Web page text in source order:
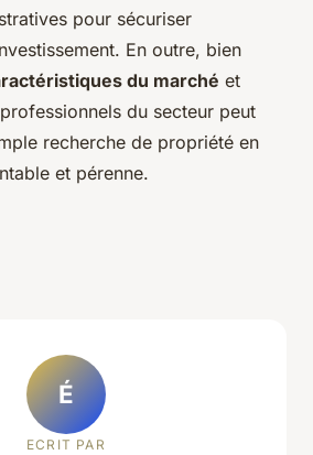
pour sécuriser
En outre, bien
du marché et
du secteur peut
recherche de propriété en
et pérenne.
É
ECRIT PAR